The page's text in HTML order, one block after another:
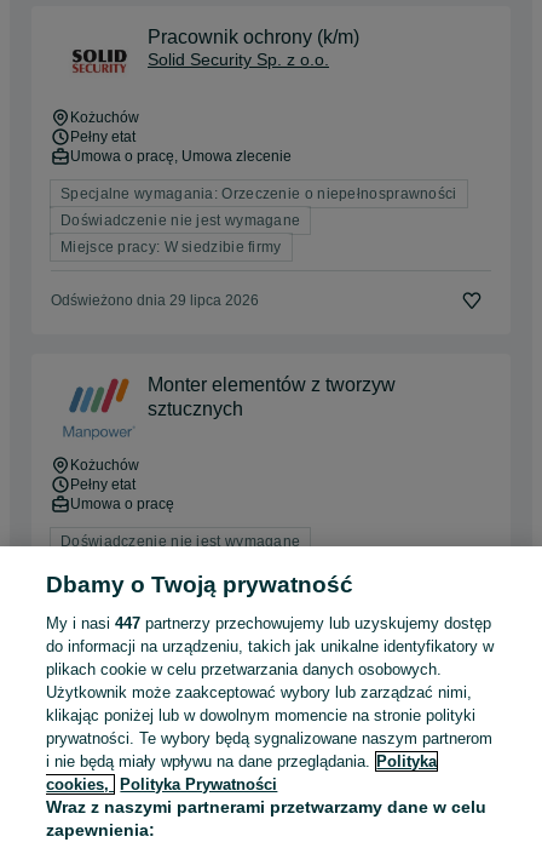
Pracownik ochrony (k/m)
Solid Security Sp. z o.o.
Kożuchów
Pełny etat
Umowa o pracę, Umowa zlecenie
Specjalne wymagania: Orzeczenie o niepełnosprawności
Doświadczenie nie jest wymagane
Miejsce pracy: W siedzibie firmy
Odświeżono dnia 29 lipca 2026
Monter elementów z tworzyw
sztucznych
Kożuchów
Pełny etat
Umowa o pracę
Doświadczenie nie jest wymagane
Odświeżono dnia 05 sierpnia 2026
PRACA! Kierownik Delikatesów
Mięsnych w Kożuchowie (M/K)
Firma Zyguła Sp. z o.o.
Kożuchów
Pełny etat
Umowa o pracę
Specjalne wymagania: Książeczka sanepidowska
Dbamy o Twoją prywatność
My i nasi447 partnerzy przechowujemy lub uzyskujemy dostęp
do informacji na urządzeniu, takich jak unikalne identyfikatory w
plikach cookie w celu przetwarzania danych osobowych.
Użytkownik może zaakceptować wybory lub zarządzać nimi,
klikając poniżej lub w dowolnym momencie na stronie polityki
prywatności. Te wybory będą sygnalizowane naszym partnerom
i nie będą miały wpływu na dane przeglądania. Polityka
cookies,
Polityka Prywatności
Wraz z naszymi partnerami przetwarzamy dane w celu
zapewnienia: